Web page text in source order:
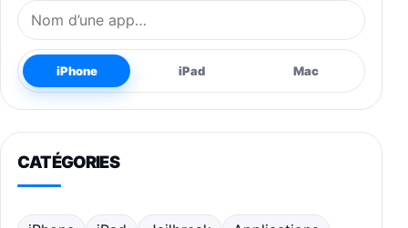
Nom de l’application
iPhone iPad Mac
CATÉGORIES